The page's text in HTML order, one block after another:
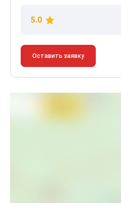
5.0
Оставить заявку